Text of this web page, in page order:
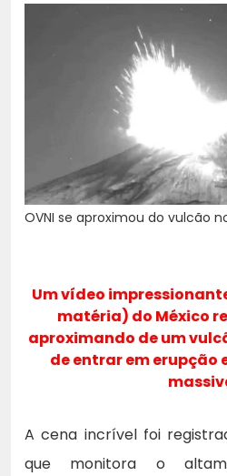
OVNI se aproximou do vulcão
Um vídeo
matéria) do México
aproximando de um
de entrar em erupção
A cena incrível foi
que monitora o